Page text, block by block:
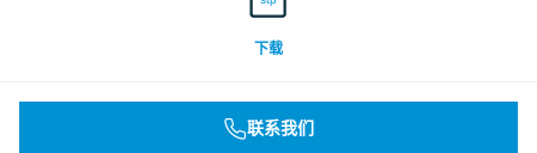
Underwriters Laboratories Inc.
下载
联系我们